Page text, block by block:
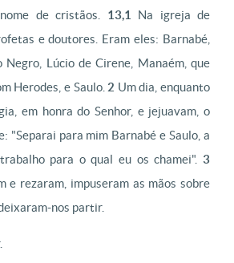
de cristãos. 13,1
Na igreja de
e doutores. Eram eles: Barnabé,
Negro, Lúcio de Cirene, Manaém, que
Herodes, e Saulo. 2 Um dia, enquanto
em honra do Senhor, e jejuavam, o
"Separai para mim Barnabé e Saulo, a
para o qual eu os chamei". 3
e rezaram, impuseram as mãos sobre
nos partir.